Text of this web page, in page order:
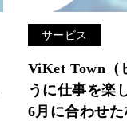
サービス
ViKet Town（
うに仕事を楽
6月に合わせ